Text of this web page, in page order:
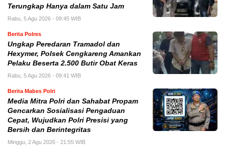
Terungkap Hanya dalam Satu Jam
Rabu, 5 Agu 2026 - 09:45 WIB
Berita Polres
Ungkap Peredaran Tramadol dan
Hexymer, Polsek Cengkareng Amankan
Pelaku Beserta 2.500 Butir Obat Keras
Rabu, 5 Agu 2026 - 09:41 WIB
Berita Mabes Polri
Media Mitra Polri dan Sahabat Propam
Gencarkan Sosialisasi Pengaduan
Cepat, Wujudkan Polri Presisi yang
Bersih dan Berintegritas
Minggu, 2 Agu 2026 - 21:55 WIB